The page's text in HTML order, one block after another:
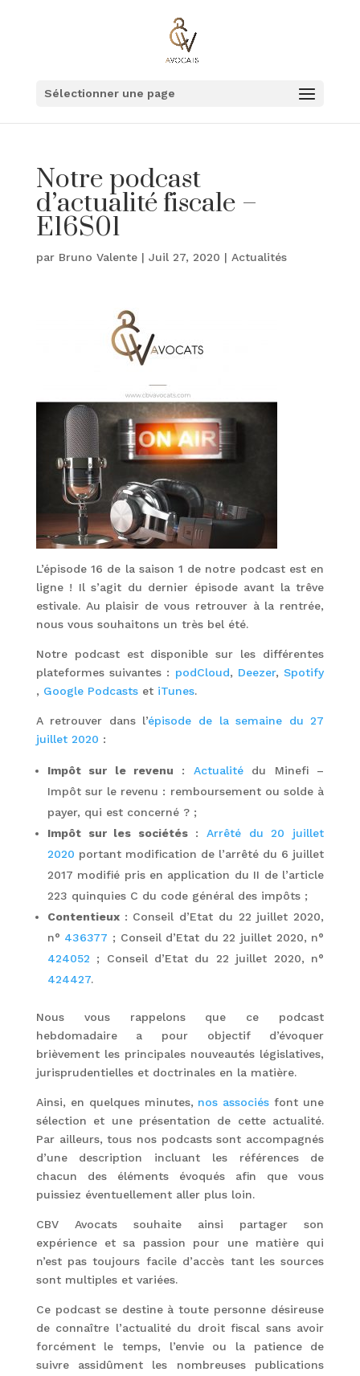
Sélectionner une page
Notre podcast
d’actualité fiscale –
E16S01
par Bruno Valente| Juil 27, 2020 | Actualités
L’épisode 16 de la saison 1 de notre podcast est en
ligne ! Il s’agit du dernier épisode avant la trêve
estivale. Au plaisir de vous retrouver à la rentrée,
nous vous souhaitons un très bel été.
Notre podcast est disponible sur les différentes
plateformes suivantes : podCloud, Deezer,Spotify
, Google Podcastset iTunes.
A retrouver dans l’épisode de la semaine du 27
juillet 2020 :
Impôt sur le revenu : Actualitédu Minefi –
Impôt sur le revenu : remboursement ou solde à
payer, qui est concerné ? ;
Impôt sur les sociétés : Arrêté du 20 juillet
2020 portant modification de l’arrêté du 6 juillet
2017 modifié pris en application du II de l’article
223 quinquies C du code général des impôts ;
Contentieux : Conseil d’Etat du 22 juillet 2020,
n° 436377 ; Conseil d’Etat du 22 juillet 2020, n°
424052 ; Conseil d’Etat du 22 juillet 2020, n°
424427.
Nous vous rappelons que ce podcast
hebdomadaire a pour objectif d’évoquer
brièvement les principales nouveautés législatives,
jurisprudentielles et doctrinales en la matière.
Ainsi, en quelques minutes, nos associés font une
sélection et une présentation de cette actualité.
Par ailleurs, tous nos podcasts sont accompagnés
d’une description incluant les références de
chacun des éléments évoqués afin que vous
puissiez éventuellement aller plus loin.
CBV Avocats souhaite ainsi partager son
expérience et sa passion pour une matière qui
n’est pas toujours facile d’accès tant les sources
sont multiples et variées.
Ce podcast se destine à toute personne désireuse
de connaître l’actualité du droit fiscal sans avoir
forcément le temps, l’envie ou la patience de
suivre assidûment les nombreuses publications